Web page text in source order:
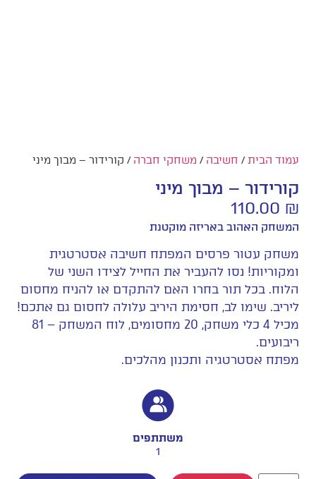
עמוד הבית/ חשיבה / משחקי חברה / קורידור – מבוך מיני
קורידור – מבוך מיני
110.00 ₪
המשחק האהוב באריזה מוקטנת
משחק עטור פרסים המפתח חשיבה אסטרטגית
ומקוריות! נסו להעביר את החייל לצידו השני של
הלוח. בכל תור בחרו האם להתקדם או להניח מחסום
ליריב. שימו לב, חסימת היריב עלולה לחסום גם אתכם!
מכיל 4 כלי משחק, 20 מחסומים, לוח המשחק – 81
ריבועים.
מפתח אסטרטגיה ותכנון מהלכים.
משתתפים
1